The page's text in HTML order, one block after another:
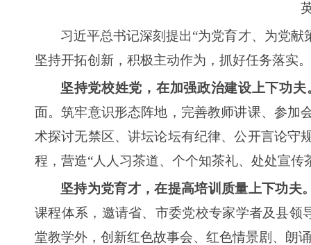
习近平总书记深刻提出“为党育才、为党
坚持开拓创新，积极主动作为，抓好任务落实。
坚持党校姓党，在加强政治建设上下功夫
面。筑牢意识形态阵地，完善教师讲课、参加
术探讨无禁区、讲坛论坛有纪律、公开言论守
程，营造“人人习茶道、个个知茶礼、处处宣
坚持为党育才，在提高培训质量上下功夫
课程体系，邀请省、市委党校专家学者及县
堂教学外，创新红色故事会、红色情景剧、朗